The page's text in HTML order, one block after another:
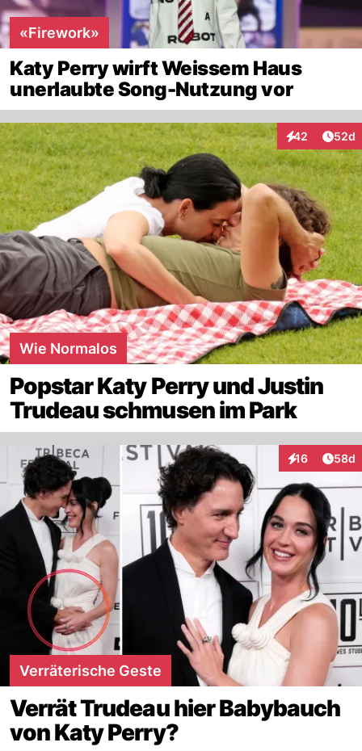
«Firework»
Katy Perry wirft Weissem Haus
unerlaubte Song-Nutzung vor
42
Interaktionen
52d
Wie Normalos
Popstar Katy Perry und Justin
Trudeau schmusen im Park
16
Interaktionen
58d
Verräterische Geste
Verrät Trudeau hier Babybauch
von Katy Perry?